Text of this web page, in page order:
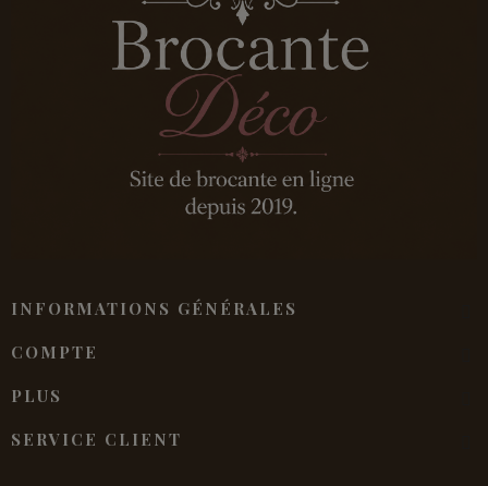
INFORMATIONS GÉNÉRALES
COMPTE
PLUS
SERVICE CLIENT